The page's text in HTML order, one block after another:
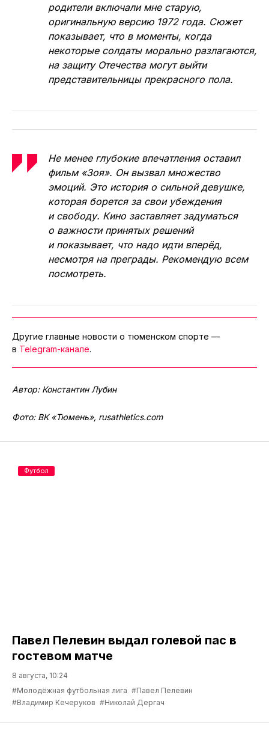
родители включали мне старую,
оригинальную версию 1972 года. Сюжет
показывает, что в моменты, когда
некоторые солдаты морально разлагаются,
на защиту Отечества могут выйти
представительницы прекрасного пола.
Не менее глубокие впечатления оставил
фильм «Зоя». Он вызвал множество
эмоций. Это история о сильной девушке,
которая борется за свои убеждения
и свободу. Кино заставляет задуматься
о важности принятых решений
и показывает, что надо идти вперёд,
несмотря на преграды. Рекомендую всем
посмотреть.
Другие главные новости о тюменском спорте —
в Telegram-канале.
Автор: Константин Лубин
Фото: ВК «Тюмень», rusathletics.com
Павел Пелевин выдал голевой пас в
гостевом матче
8 августа, 10:24
#Молодёжная футбольная лига #Павел Пелевин
#Владимир Кечеруков #Николай Дергач
Футбол